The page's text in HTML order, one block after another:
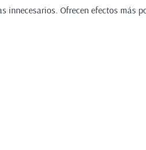
Ofrecen efectos más